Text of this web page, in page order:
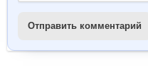
Отправить комментарий